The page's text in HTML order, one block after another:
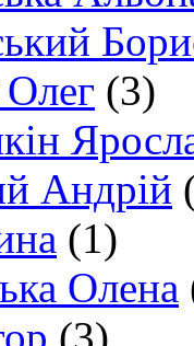
(3)
Андрій
(1)
Олена
(3)